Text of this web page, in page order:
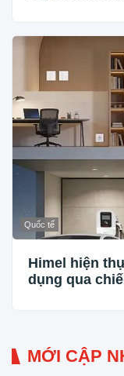
Quốc tế
Himel hiện
dụng qua
MỚI CẬP